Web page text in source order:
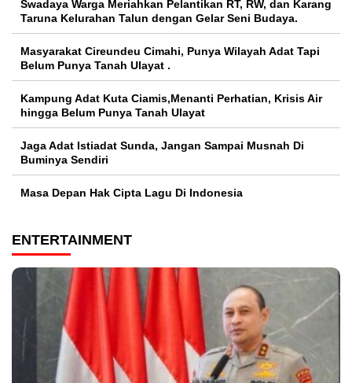
Swadaya Warga Meriahkan Pelantikan RT, RW, dan Karang
Taruna Kelurahan Talun dengan Gelar Seni Budaya.
Masyarakat Cireundeu Cimahi, Punya Wilayah Adat Tapi
Belum Punya Tanah Ulayat .
Kampung Adat Kuta Ciamis,Menanti Perhatian, Krisis Air
hingga Belum Punya Tanah Ulayat
Jaga Adat Istiadat Sunda, Jangan Sampai Musnah Di
Buminya Sendiri
Masa Depan Hak Cipta Lagu Di Indonesia
ENTERTAINMENT